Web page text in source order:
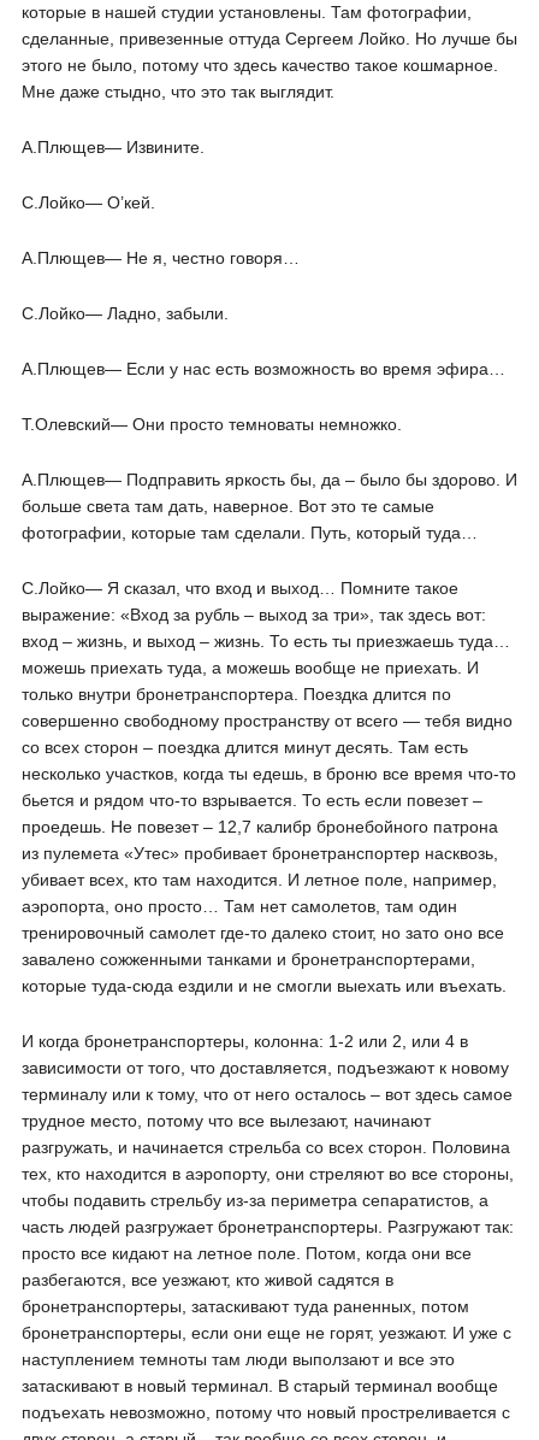
которые в нашей студии установлены. Там фотографии,
сделанные, привезенные оттуда Сергеем Лойко. Но лучше бы
этого не было, потому что здесь качество такое кошмарное.
Мне даже стыдно, что это так выглядит.
А.Плющев― Извините.
С.Лойко― О’кей.
А.Плющев― Не я, честно говоря…
С.Лойко― Ладно, забыли.
А.Плющев― Если у нас есть возможность во время эфира…
Т.Олевский― Они просто темноваты немножко.
А.Плющев― Подправить яркость бы, да – было бы здорово. И
больше света там дать, наверное. Вот это те самые
фотографии, которые там сделали. Путь, который туда…
С.Лойко― Я сказал, что вход и выход… Помните такое
выражение: «Вход за рубль – выход за три», так здесь вот:
вход – жизнь, и выход – жизнь. То есть ты приезжаешь туда…
можешь приехать туда, а можешь вообще не приехать. И
только внутри бронетранспортера. Поездка длится по
совершенно свободному пространству от всего — тебя видно
со всех сторон – поездка длится минут десять. Там есть
несколько участков, когда ты едешь, в броню все время что-то
бьется и рядом что-то взрывается. То есть если повезет –
проедешь. Не повезет – 12,7 калибр бронебойного патрона
из пулемета «Утес» пробивает бронетранспортер насквозь,
убивает всех, кто там находится. И летное поле, например,
аэропорта, оно просто… Там нет самолетов, там один
тренировочный самолет где-то далеко стоит, но зато оно все
завалено сожженными танками и бронетранспортерами,
которые туда-сюда ездили и не смогли выехать или въехать.
И когда бронетранспортеры, колонна: 1-2 или 2, или 4 в
зависимости от того, что доставляется, подъезжают к новому
терминалу или к тому, что от него осталось – вот здесь самое
трудное место, потому что все вылезают, начинают
разгружать, и начинается стрельба со всех сторон. Половина
тех, кто находится в аэропорту, они стреляют во все стороны,
чтобы подавить стрельбу из-за периметра сепаратистов, а
часть людей разгружает бронетранспортеры. Разгружают так:
просто все кидают на летное поле. Потом, когда они все
разбегаются, все уезжают, кто живой садятся в
бронетранспортеры, затаскивают туда раненных, потом
бронетранспортеры, если они еще не горят, уезжают. И уже с
наступлением темноты там люди выползают и все это
затаскивают в новый терминал. В старый терминал вообще
подъехать невозможно, потому что новый простреливается с